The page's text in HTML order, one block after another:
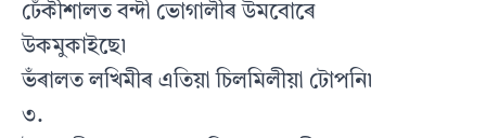
ঢেঁকীশালত বন্দী ভোগালীৰ উমবোৰে
উকমুকাইছে৷
ভঁৰালত লখিমীৰ এতিয়া চিলমিলীয়া টোপনি৷
৩.